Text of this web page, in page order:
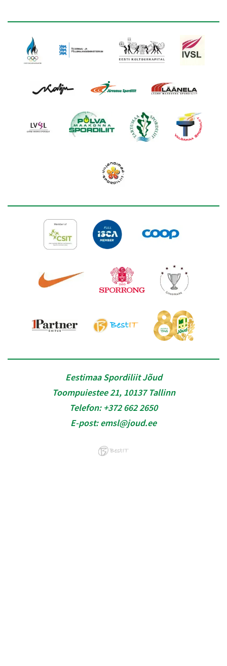
Eestimaa Spordiliit Jõud
Toompuiestee 21, 10137 Tallinn
Telefon: +372 662 2650
E-post:emsl@joud.ee